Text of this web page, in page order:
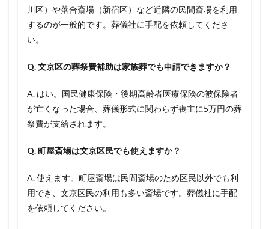
川区）や落合斎場（新宿区）など近隣の民間斎場を利用
するのが一般的です。葬儀社に手配を依頼してくださ
い。
Q. 文京区の葬祭費補助は家族葬でも申請できますか？
A. はい。国民健康保険・後期高齢者医療保険の被保険者
が亡くなった場合、葬儀形式に関わらず喪主に5万円の葬
祭費が支給されます。
Q. 町屋斎場は文京区民でも使えますか？
A. 使えます。町屋斎場は民間斎場のため区民以外でも利
用でき、文京区民の利用も多い斎場です。葬儀社に手配
を依頼してください。